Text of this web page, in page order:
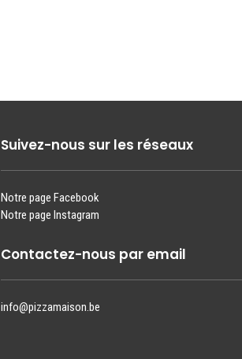
Suivez-nous sur les réseaux
Notre page Facebook
Notre page Instagram
Contactez-nous par email
info@pizzamaison.be